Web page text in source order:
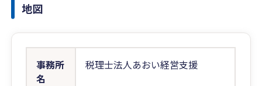
地図
事務所
名
税理士法人あおい経営支援